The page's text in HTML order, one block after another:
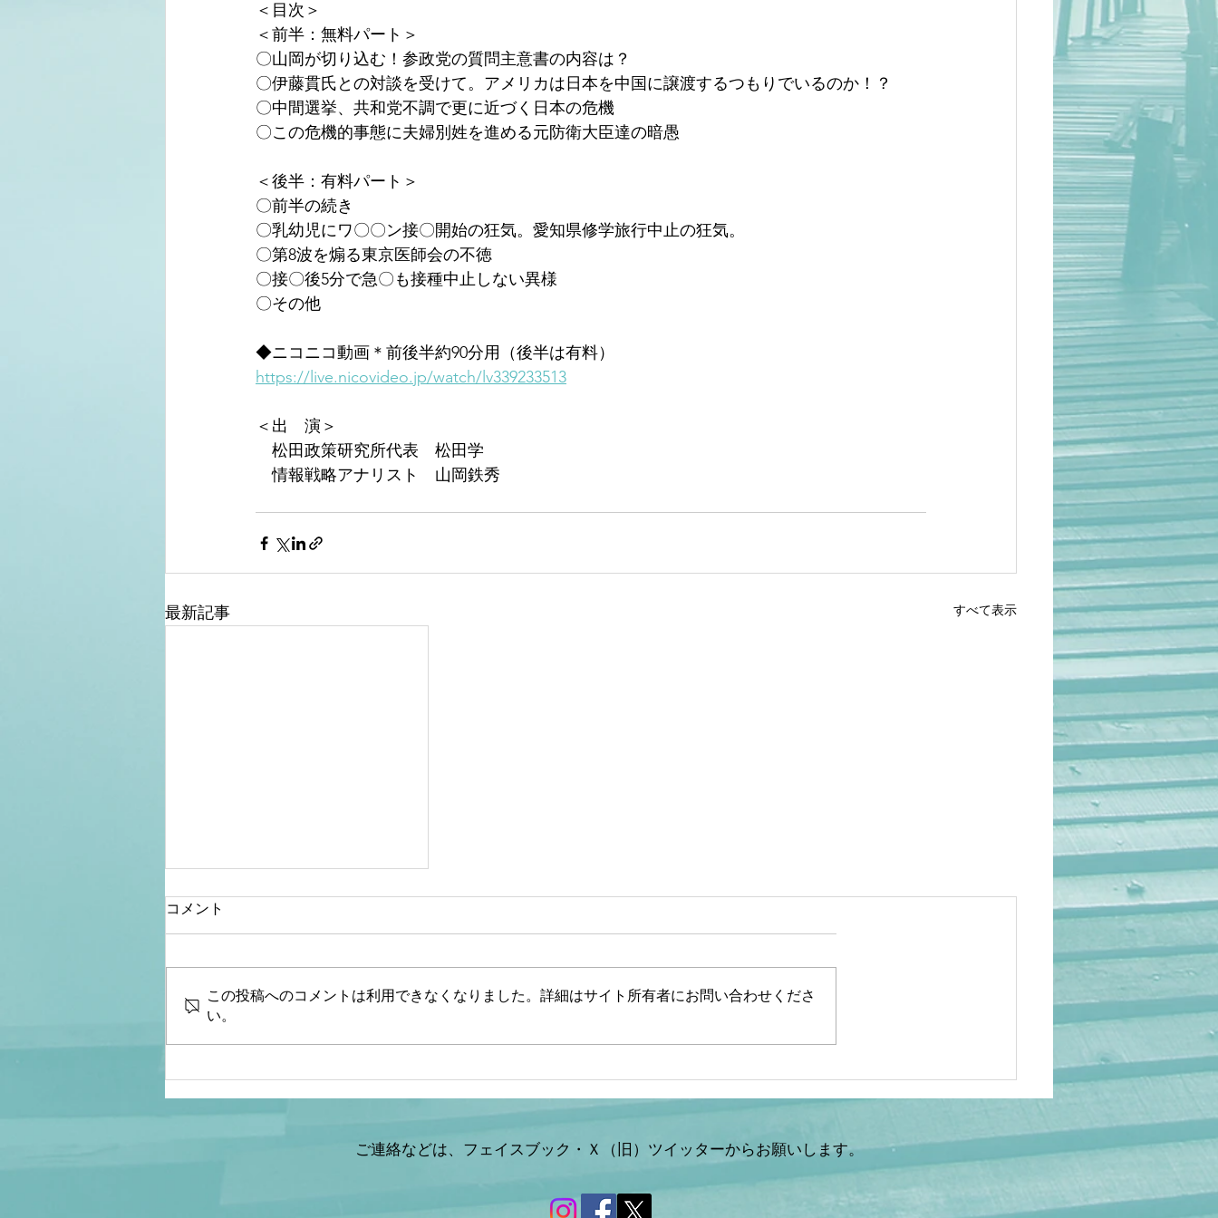
＜目次＞
＜前半：無料パート＞
〇山岡が切り込む！参政党の質問主意書の内容は？
〇伊藤貫氏との対談を受けて。アメリカは日本を中国に譲渡するつもりでいるのか！？
〇中間選挙、共和党不調で更に近づく日本の危機
〇この危機的事態に夫婦別姓を進める元防衛大臣達の暗愚
＜後半：有料パート＞
〇前半の続き
〇乳幼児にワ〇〇ン接〇開始の狂気。愛知県修学旅行中止の狂気。
〇第8波を煽る東京医師会の不徳
〇接〇後5分で急〇も接種中止しない異様
〇その他
◆ニコニコ動画＊前後半約90分用（後半は有料）
https://live.nicovideo.jp/watch/lv339233513
＜出　演＞
松田政策研究所代表　松田学
情報戦略アナリスト　山岡鉄秀
最新記事 すべて表示
【松】第４５回生放送「台湾
を骨抜きにする政治を許す
な！」松田政策研究所代表
松田学×情報戦略アナリスト
コメント
この投稿へのコメントは利用できなくなりました。詳細はサイト所有者にお問い合わせくださ
い。
ご連絡などは、フェイスブック・Ｘ（旧）ツイッターからお願いします。